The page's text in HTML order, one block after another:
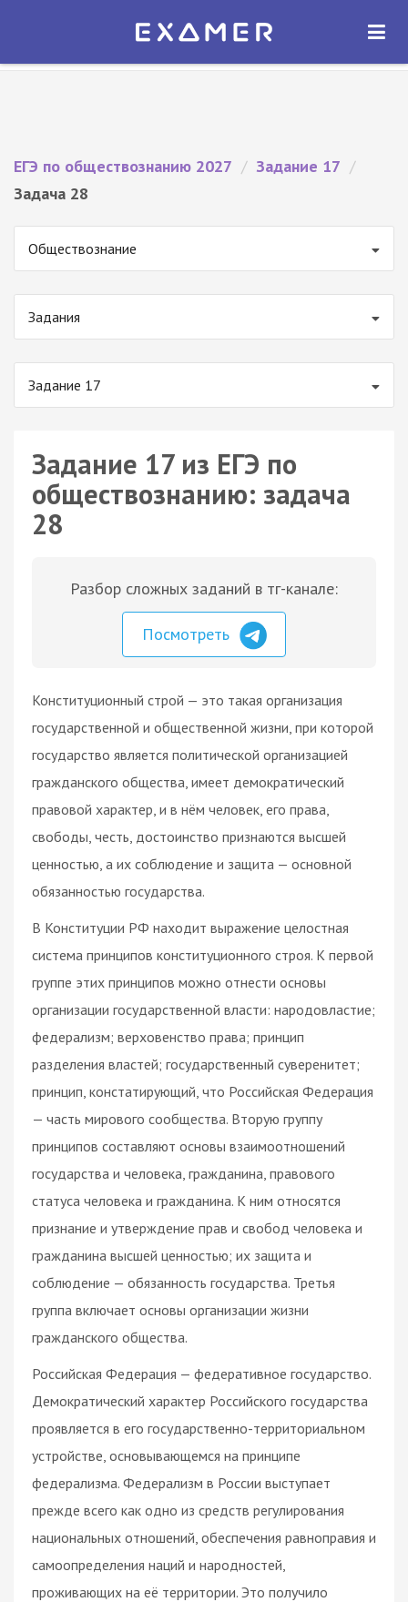
Экзамер — ЕГЭ 2027
ОТКРЫТЬ
ЕГЭ по обществознанию 2027 / Задание 17 /
Задача 28
Обществознание
Задания
Задание 17
Задание 17 из ЕГЭ по
обществознанию: задача
28
Разбор сложных заданий в тг-канале:
Посмотреть
Конституционный строй — это такая организация
государственной и общественной жизни, при которой
государство является политической организацией
гражданского общества, имеет демократический
правовой характер, и в нём человек, его права,
свободы, честь, достоинство признаются высшей
ценностью, а их соблюдение и защита — основной
обязанностью государства.
В Конституции РФ находит выражение целостная
система принципов конституционного строя. К первой
группе этих принципов можно отнести основы
организации государственной власти: народовластие;
федерализм; верховенство права; принцип
разделения властей; государственный суверенитет;
принцип, констатирующий, что Российская Федерация
— часть мирового сообщества. Вторую группу
принципов составляют основы взаимоотношений
государства и человека, гражданина, правового
статуса человека и гражданина. К ним относятся
признание и утверждение прав и свобод человека и
гражданина высшей ценностью; их защита и
соблюдение — обязанность государства. Третья
группа включает основы организации жизни
гражданского общества.
Российская Федерация — федеративное государство.
Демократический характер Российского государства
проявляется в его государственно-территориальном
устройстве, основывающемся на принципе
федерализма. Федерализм в России выступает
прежде всего как одно из средств регулирования
национальных отношений, обеспечения равноправия и
самоопределения наций и народностей,
проживающих на её территории. Это получило